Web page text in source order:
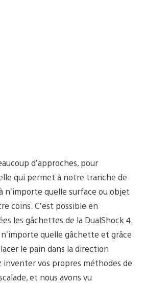
d’approches, pour
qui permet à notre tranche de
n’importe quelle surface ou objet
coins. C’est possible en
les gâchettes de la DualShock 4.
quelle gâchette et grâce
le pain dans la direction
inventer vos propres méthodes de
et nous avons vu